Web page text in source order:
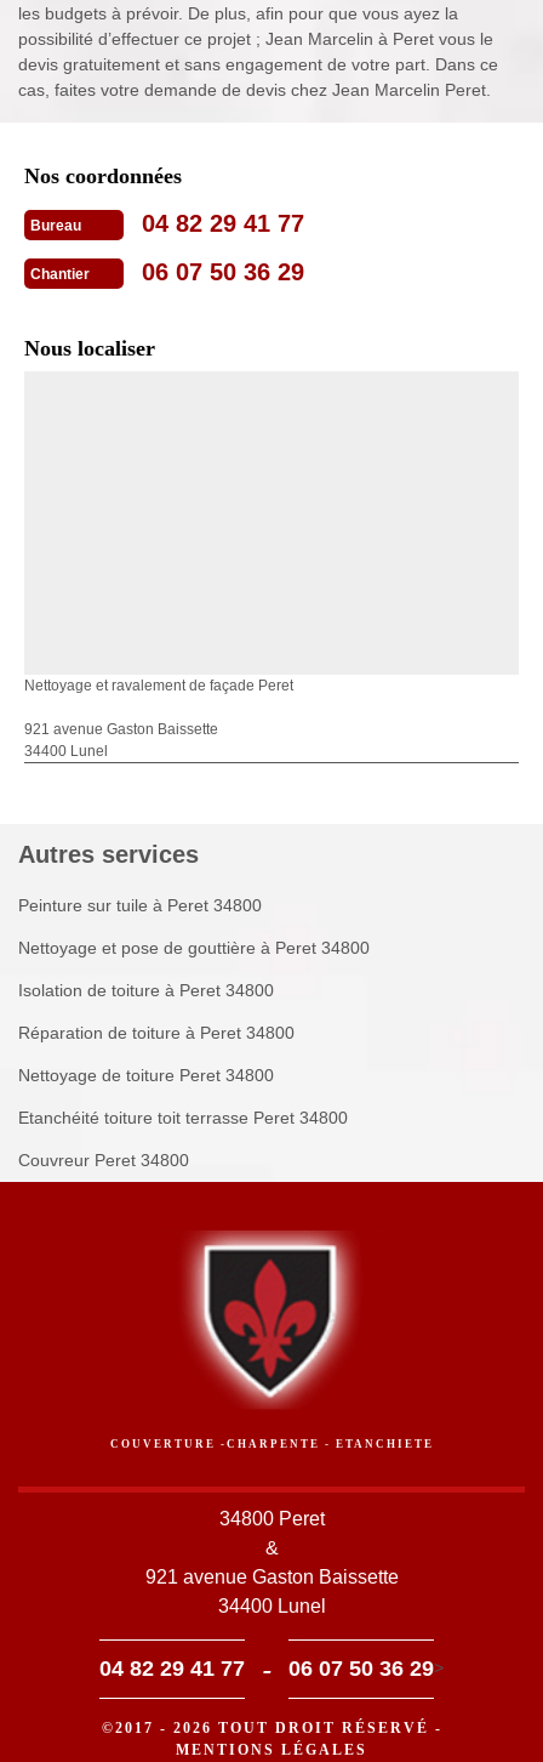
les budgets à prévoir. De plus, afin pour que vous ayez la
possibilité d’effectuer ce projet ; Jean Marcelin à Peret vous le
devis gratuitement et sans engagement de votre part. Dans ce
cas, faites votre demande de devis chez Jean Marcelin Peret.
Nos coordonnées
Bureau 04 82 29 41 77
Chantier 06 07 50 36 29
Nous localiser
Nettoyage et ravalement de façade Peret
921 avenue Gaston Baissette
34400 Lunel
Autres services
Peinture sur tuile à Peret 34800
Nettoyage et pose de gouttière à Peret 34800
Isolation de toiture à Peret 34800
Réparation de toiture à Peret 34800
Nettoyage de toiture Peret 34800
Etanchéité toiture toit terrasse Peret 34800
Couvreur Peret 34800
COUVERTURE -CHARPENTE - ETANCHIETE
34800 Peret
&
921 avenue Gaston Baissette
34400 Lunel
04 82 29 41 77 - 06 07 50 36 29>
©2017 - 2026 TOUT DROIT RÉSERVÉ -
MENTIONS LÉGALES